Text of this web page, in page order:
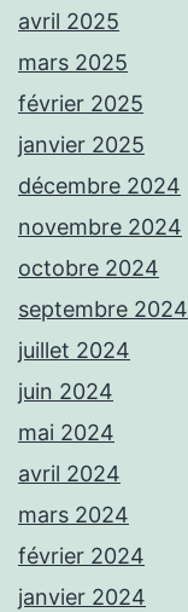
avril 2025
mars 2025
février 2025
janvier 2025
décembre 2024
novembre 2024
octobre 2024
septembre 2024
juillet 2024
juin 2024
mai 2024
avril 2024
mars 2024
février 2024
janvier 2024